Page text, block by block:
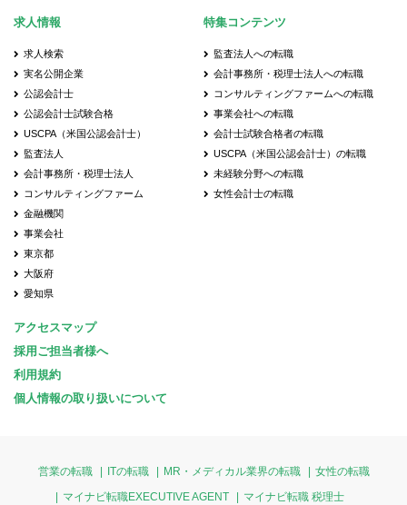
求人情報
求人検索
実名公開企業
公認会計士
公認会計士試験合格
USCPA（米国公認会計士）
監査法人
会計事務所・税理士法人
コンサルティングファーム
金融機関
事業会社
東京都
大阪府
愛知県
特集コンテンツ
監査法人への転職
会計事務所・税理士法人への転職
コンサルティングファームへの転職
事業会社への転職
会計士試験合格者の転職
USCPA（米国公認会計士）の転職
未経験分野への転職
女性会計士の転職
アクセスマップ
採用ご担当者様へ
利用規約
個人情報の取り扱いについて
営業の転職 ITの転職 MR・メディカル業界の転職
女性の転職
マイナビ転職EXECUTIVE AGENT
マイナビ転職 税理士